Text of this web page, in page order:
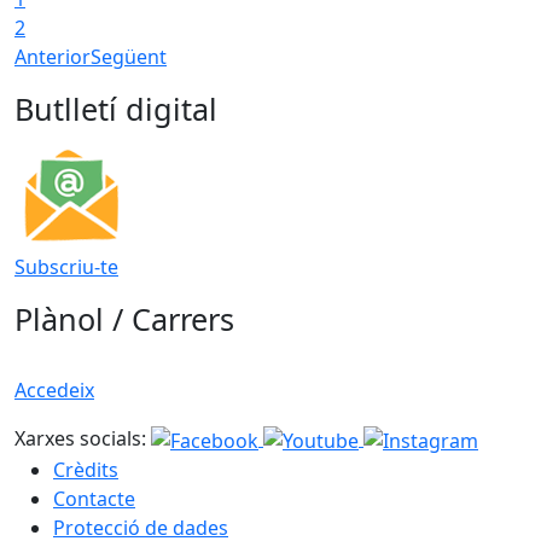
2
AnteriorSegüent
Butlletí digital
Subscriu-te
Plànol / Carrers
Accedeix
Xarxes socials:
Crèdits
Contacte
Protecció de dades